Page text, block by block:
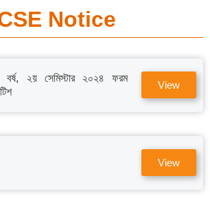
Notice
২য় সেমিস্টার ২০২৪ ফরম
View
View